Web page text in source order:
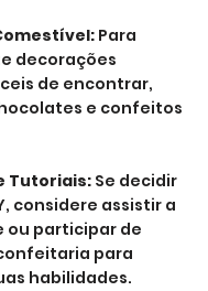
Para
decorações
de encontrar,
e confeitos
Tutoriais: Se decidir
considere assistir a
ou participar de
para
habilidades.